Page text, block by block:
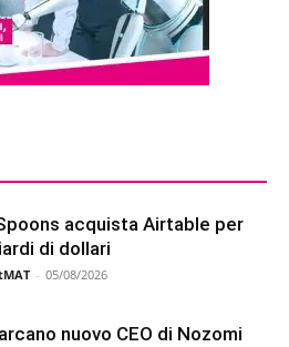
acquista Airtable per
di dollari
- 05/08/2026
nuovo CEO di Nozomi